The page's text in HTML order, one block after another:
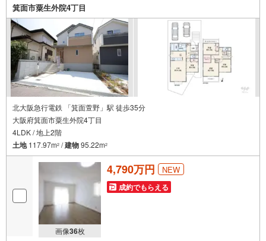
箕面市粟生外院4丁目
北大阪急行電鉄 「箕面萱野」駅 徒歩35分
大阪府箕面市粟生外院4丁目
4LDK / 地上2階
土地117.97m2 /建物95.22m2
画像36枚
4,790万円 NEW
成約でもらえる